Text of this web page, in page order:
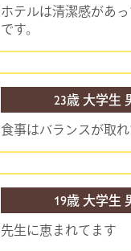
ホテルは清潔感があ
です。
23歳 大学生
食事はバランスが取れ
19歳 大学生
先生に恵まれてます